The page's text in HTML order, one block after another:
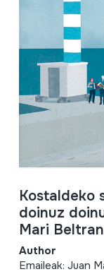
Kostaldeko
doinuz
Mari Beltran
Author
Emaileak: Juan